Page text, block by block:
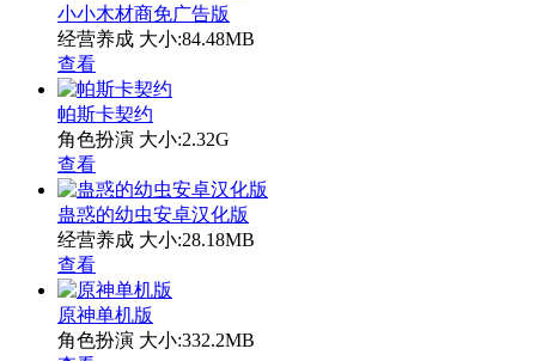
小小木材商免广告版
经营养成 大小:84.48MB
查看
帕斯卡契约
角色扮演 大小:2.32G
查看
蛊惑的幼虫安卓汉化版
经营养成 大小:28.18MB
查看
原神单机版
角色扮演 大小:332.2MB